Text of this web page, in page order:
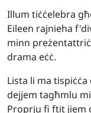
Illum tiċċelebra
Eileen rajnieha
minn
drama eċċ.
Lista li ma
dejjem tagħmlu
Proprju fi ftit jiem